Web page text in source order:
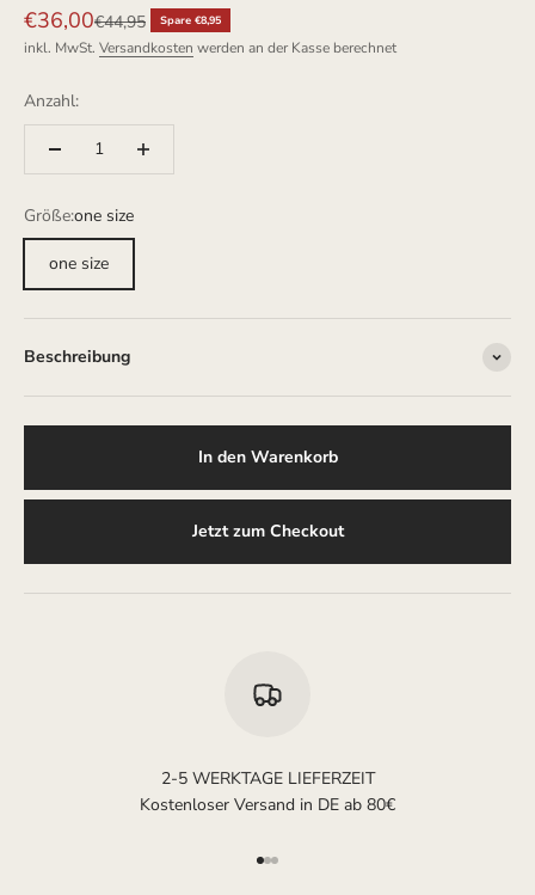
Angebot
€36,00Regulärer Preis
€44,95 Spare €8,95
inkl. MwSt. Versandkosten werden an der Kasse berechnet
Anzahl:
Größe:one size
one size
Beschreibung
In den Warenkorb
Jetzt zum Checkout
2-5 WERKTAGE LIEFERZEIT
Kostenloser Versand in DE ab 80€